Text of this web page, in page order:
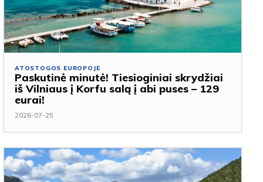
ATOSTOGOS EUROPOJE
Paskutinė minutė! Tiesioginiai skrydžiai
iš Vilniaus į Korfu salą į abi puses – 129
eurai!
2026-07-25